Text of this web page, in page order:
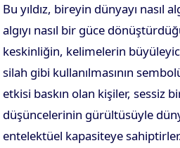
Bu yıldız, bireyin dünyayı nasıl
algıyı nasıl bir güce
keskinliğin, kelimelerin
silah gibi kullanılmasının
etkisi baskın olan kişiler, sessiz
düşüncelerinin gürültüsüyle
entelektüel kapasiteye